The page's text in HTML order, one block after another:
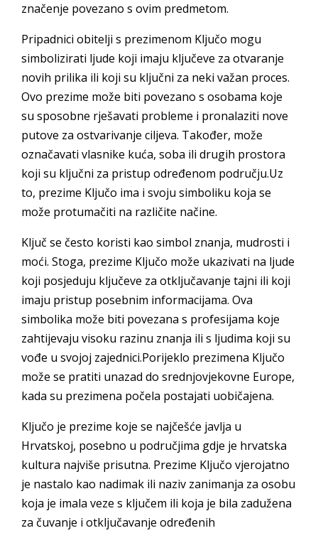
značenje povezano s ovim predmetom.
Pripadnici obitelji s prezimenom Ključo mogu
simbolizirati ljude koji imaju ključeve za otvaranje
novih prilika ili koji su ključni za neki važan proces.
Ovo prezime može biti povezano s osobama koje
su sposobne rješavati probleme i pronalaziti nove
putove za ostvarivanje ciljeva. Također, može
označavati vlasnike kuća, soba ili drugih prostora
koji su ključni za pristup određenom području.Uz
to, prezime Ključo ima i svoju simboliku koja se
može protumačiti na različite načine.
Ključ se često koristi kao simbol znanja, mudrosti i
moći. Stoga, prezime Ključo može ukazivati na ljude
koji posjeduju ključeve za otključavanje tajni ili koji
imaju pristup posebnim informacijama. Ova
simbolika može biti povezana s profesijama koje
zahtijevaju visoku razinu znanja ili s ljudima koji su
vođe u svojoj zajednici.Porijeklo prezimena Ključo
može se pratiti unazad do srednjovjekovne Europe,
kada su prezimena počela postajati uobičajena.
Ključo je prezime koje se najčešće javlja u
Hrvatskoj, posebno u područjima gdje je hrvatska
kultura najviše prisutna. Prezime Ključo vjerojatno
je nastalo kao nadimak ili naziv zanimanja za osobu
koja je imala veze s ključem ili koja je bila zadužena
za čuvanje i otključavanje određenih